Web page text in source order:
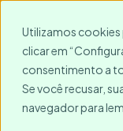
Utilizamos cookies
clicar em
consentimento a
Se você recusar,
navegador para